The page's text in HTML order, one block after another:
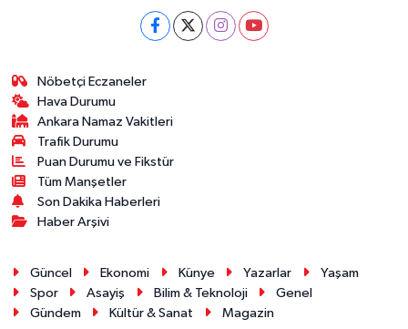
Nöbetçi Eczaneler
Hava Durumu
Ankara Namaz Vakitleri
Trafik Durumu
Puan Durumu ve Fikstür
Tüm Manşetler
Son Dakika Haberleri
Haber Arşivi
Güncel Ekonomi Künye Yazarlar
Yaşam
Spor
Asayiş Bilim & Teknoloji
Genel
Gündem
Kültür & Sanat Magazin